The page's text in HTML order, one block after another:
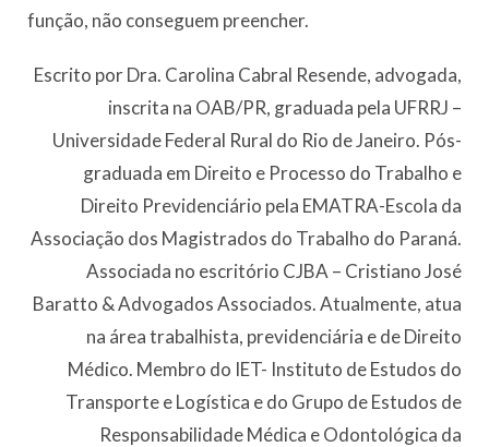
função, não conseguem preencher.
Escrito por Dra. Carolina Cabral Resende, advogada,
inscrita na OAB/PR, graduada pela UFRRJ –
Universidade Federal Rural do Rio de Janeiro. Pós-
graduada em Direito e Processo do Trabalho e
Direito Previdenciário pela EMATRA-Escola da
Associação dos Magistrados do Trabalho do Paraná.
Associada no escritório CJBA – Cristiano José
Baratto & Advogados Associados. Atualmente, atua
na área trabalhista, previdenciária e de Direito
Médico. Membro do IET- Instituto de Estudos do
Transporte e Logística e do Grupo de Estudos de
Responsabilidade Médica e Odontológica da